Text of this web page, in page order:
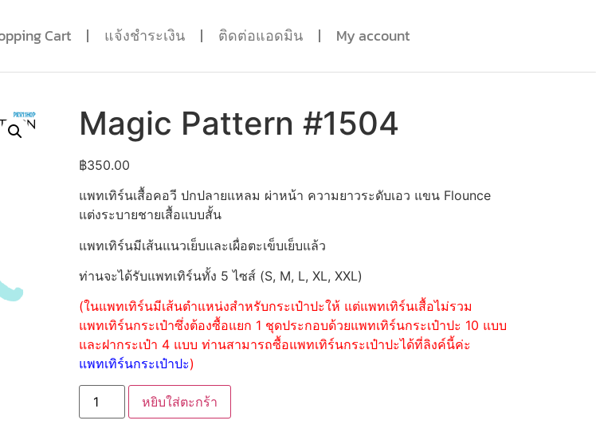
Cart แจ้งชำระเงิน ติดต่อแอดมิน My account
Magic Pattern #1504
฿350.00
แพทเทิร์นเสื้อคอวี ปกปลายแหลม ผ่าหน้า ความยาวระดับเอว แขน Flounce
แต่งระบายชายเสื้อแบบสั้น
แพทเทิร์นมีเส้นแนวเย็บและเผื่อตะเข็บเย็บแล้ว
ท่านจะได้รับแพทเทิร์นทั้ง 5 ไซส์ (S, M, L, XL, XXL)
(ในแพทเทิร์นมีเส้นตำแหน่งสำหรับกระเป๋าปะให้ แต่แพทเทิร์นเสื้อไม่รวม
แพทเทิร์นกระเป๋าซึ่งต้องซื้อแยก 1 ชุดประกอบด้วยแพทเทิร์นกระเป๋าปะ 10 แบบ
และฝากระเป๋า 4 แบบ ท่านสามารถซื้อแพทเทิร์นกระเป๋าปะได้ที่ลิงค์นี้ค่ะ
แพทเทิร์นกระเป๋าปะ)
หยิบใส่ตะกร้า